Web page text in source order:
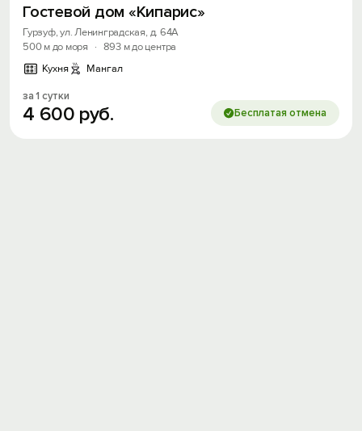
Гостевой дом «Кипарис»
Гурзуф, ул. Ленинградская, д. 64А
500 м до моря
· 893 м до центра
Кухня
Мангал
за 1 сутки
4 600 руб. Бесплатая отмена